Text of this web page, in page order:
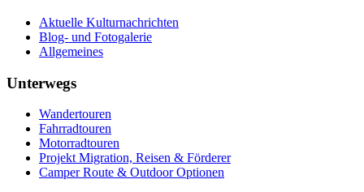
Aktuelle Kulturnachrichten
Blog- und Fotogalerie
Allgemeines
Unterwegs
Wandertouren
Fahrradtouren
Motorradtouren
Projekt Migration, Reisen & Förderer
Camper Route & Outdoor Optionen